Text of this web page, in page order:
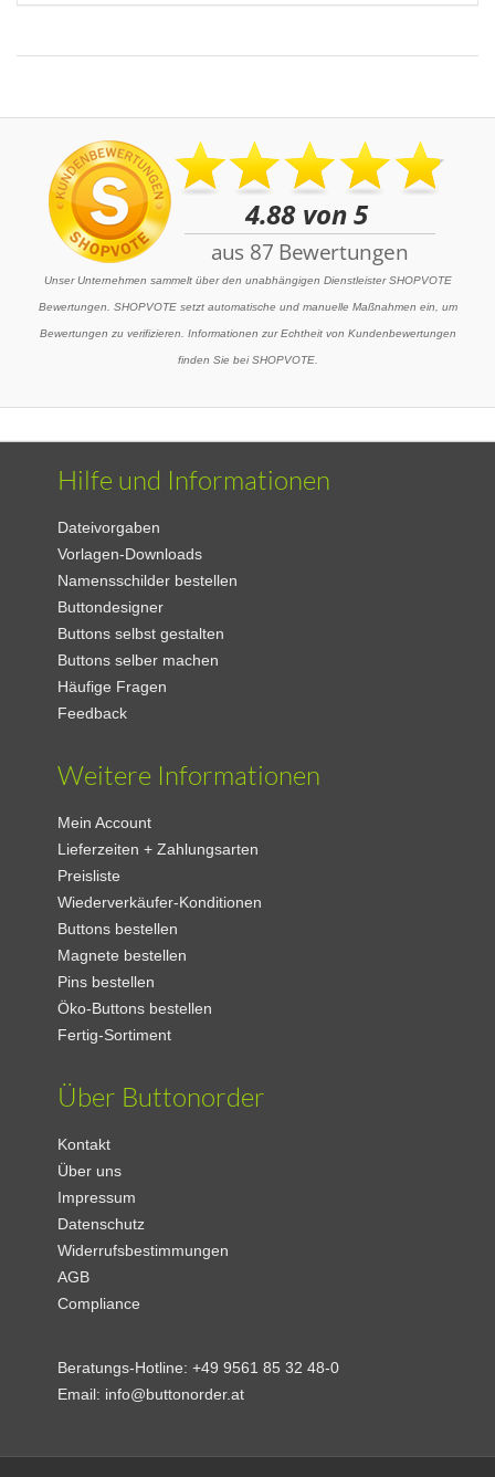
Unser Unternehmen sammelt über den unabhängigen Dienstleister SHOPVOTE
Bewertungen. SHOPVOTE setzt automatische und manuelle Maßnahmen ein, um
Bewertungen zu verifizieren. Informationen zur Echtheit von Kundenbewertungen
finden Sie bei SHOPVOTE.
Hilfe und Informationen
Dateivorgaben
Vorlagen-Downloads
Namensschilder bestellen
Buttondesigner
Buttons selbst gestalten
Buttons selber machen
Häufige Fragen
Feedback
Weitere Informationen
Mein Account
Lieferzeiten + Zahlungsarten
Preisliste
Wiederverkäufer-Konditionen
Buttons bestellen
Magnete bestellen
Pins bestellen
Öko-Buttons bestellen
Fertig-Sortiment
Über Buttonorder
Kontakt
Über uns
Impressum
Datenschutz
Widerrufsbestimmungen
AGB
Compliance
Beratungs-Hotline:+49 9561 85 32 48-0
Email: info@buttonorder.at